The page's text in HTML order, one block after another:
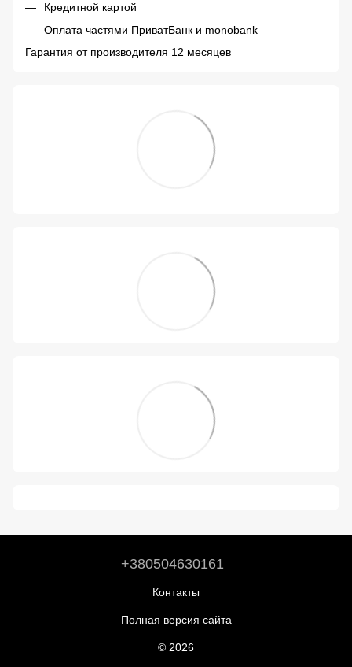
Кредитной картой
Оплата частями ПриватБанк и monobank
Гарантия от производителя 12 месяцев
+380504630161
Контакты
Полная версия сайта
© 2026